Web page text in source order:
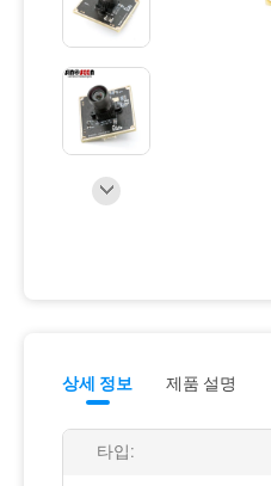
상세 정보 제품 설명
타입: